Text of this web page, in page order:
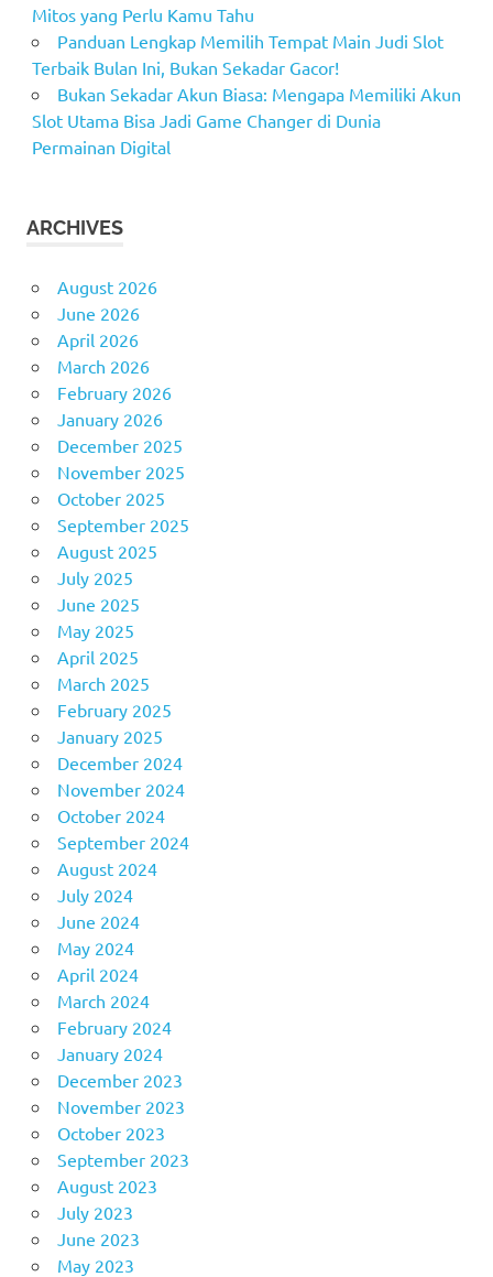
Mitos yang Perlu Kamu Tahu
Panduan Lengkap Memilih Tempat Main Judi Slot
Terbaik Bulan Ini, Bukan Sekadar Gacor!
Bukan Sekadar Akun Biasa: Mengapa Memiliki Akun
Slot Utama Bisa Jadi Game Changer di Dunia
Permainan Digital
ARCHIVES
August 2026
June 2026
April 2026
March 2026
February 2026
January 2026
December 2025
November 2025
October 2025
September 2025
August 2025
July 2025
June 2025
May 2025
April 2025
March 2025
February 2025
January 2025
December 2024
November 2024
October 2024
September 2024
August 2024
July 2024
June 2024
May 2024
April 2024
March 2024
February 2024
January 2024
December 2023
November 2023
October 2023
September 2023
August 2023
July 2023
June 2023
May 2023